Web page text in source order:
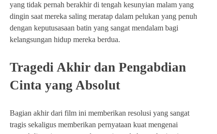
yang tidak pernah berakhir di tengah kesunyian malam yang
dingin saat mereka saling meratap dalam pelukan yang penuh
dengan keputusasaan batin yang sangat mendalam bagi
kelangsungan hidup mereka berdua.
Tragedi Akhir dan Pengabdian
Cinta yang Absolut
Bagian akhir dari film ini memberikan resolusi yang sangat
tragis sekaligus memberikan pernyataan kuat mengenai